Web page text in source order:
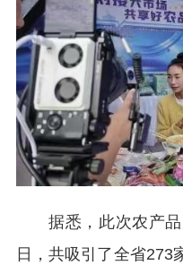
据悉，此次农产
日，共吸引了全省273